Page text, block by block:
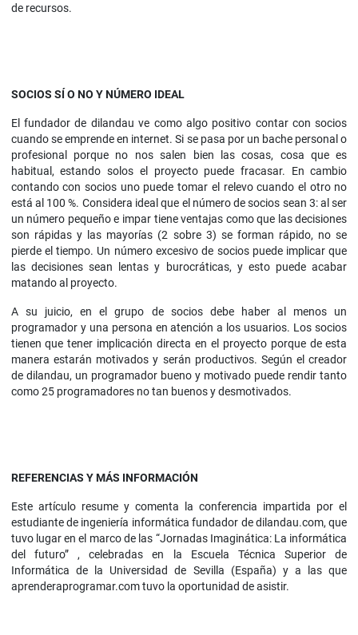
de recursos.
SOCIOS SÍ O NO Y NÚMERO IDEAL
El fundador de dilandau ve como algo positivo contar con socios
cuando se emprende en internet. Si se pasa por un bache personal o
profesional porque no nos salen bien las cosas, cosa que es
habitual, estando solos el proyecto puede fracasar. En cambio
contando con socios uno puede tomar el relevo cuando el otro no
está al 100 %. Considera ideal que el número de socios sean 3: al ser
un número pequeño e impar tiene ventajas como que las decisiones
son rápidas y las mayorías (2 sobre 3) se forman rápido, no se
pierde el tiempo. Un número excesivo de socios puede implicar que
las decisiones sean lentas y burocráticas, y esto puede acabar
matando al proyecto.
A su juicio, en el grupo de socios debe haber al menos un
programador y una persona en atención a los usuarios. Los socios
tienen que tener implicación directa en el proyecto porque de esta
manera estarán motivados y serán productivos. Según el creador
de dilandau, un programador bueno y motivado puede rendir tanto
como 25 programadores no tan buenos y desmotivados.
REFERENCIAS Y MÁS INFORMACIÓN
Este artículo resume y comenta la conferencia impartida por el
estudiante de ingeniería informática fundador de dilandau.com, que
tuvo lugar en el marco de las “Jornadas Imaginática: La informática
del futuro” , celebradas en la Escuela Técnica Superior de
Informática de la Universidad de Sevilla (España) y a las que
aprenderaprogramar.com tuvo la oportunidad de asistir.